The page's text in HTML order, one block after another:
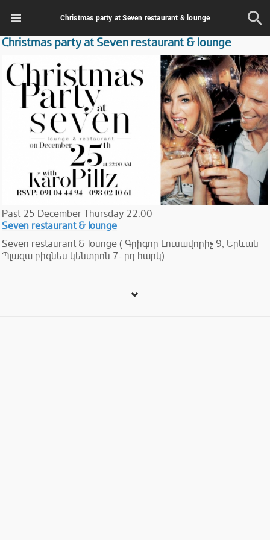
Christmas party at Seven restaurant & lounge
Christmas party at Seven restaurant & lounge
Past 25 December Thursday 22:00
Seven restaurant & lounge
Seven restaurant & lounge ( Գրիգոր Լուսավորիչ 9, Երևան
Պլազա բիզնես կենտրոն 7- րդ հարկ)